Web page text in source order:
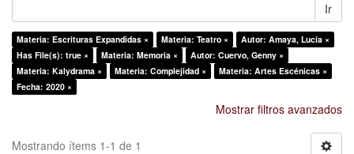
Ir
Materia: Escrituras Expandidas × Materia: Teatro ×
Autor: Amaya, Lucía ×
Has File(s): true ×
Materia: Memoria ×
Autor: Cuervo, Genny ×
Materia: Kalydrama ×
Materia: Complejidad ×
Materia: Artes Escénicas ×
Fecha: 2020 ×
Mostrar filtros avanzados
Mostrando ítems 1-1 de 1